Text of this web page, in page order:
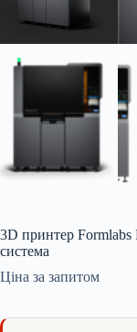
3D принтер
система
Ціна за запитом